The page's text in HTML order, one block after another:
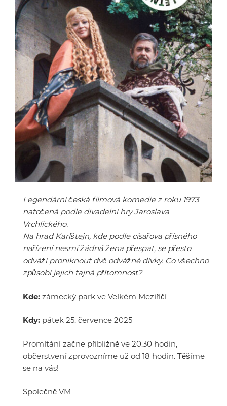
Legendární česká filmová komedie z roku 1973
natočená podle divadelní hry Jaroslava
Vrchlického.
Na hrad Karlštejn, kde podle císařova přísného
nařízení nesmí žádná žena přespat, se přesto
odváží proniknout dvě odvážné dívky. Co všechno
způsobí jejich tajná přítomnost?
Kde: zámecký park ve Velkém Meziříčí
Kdy: pátek 25. července 2025
Promítání začne přibližně ve 20.30 hodin,
občerstvení zprovozníme už od 18 hodin. Těšíme
se na vás!
Společně VM